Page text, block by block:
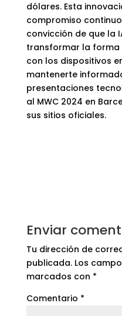
dólares. Esta
compromiso continuo
convicción de que la
transformar la forma
con los dispositivos
mantenerte
presentaciones
al MWC 2024 en
sus sitios oficiales.
Enviar
Tu dirección de
publicada. Los
marcados con *
Comentario *